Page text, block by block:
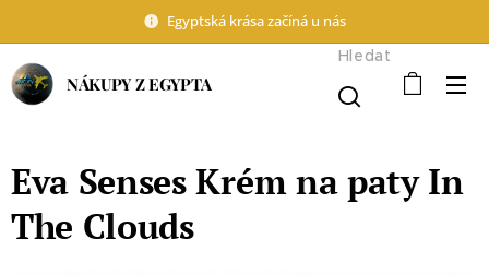
Egyptská krása začíná u nás
NÁKUPY Z EGYPTA
Hledat
Eva Senses Krém na paty In
The Clouds